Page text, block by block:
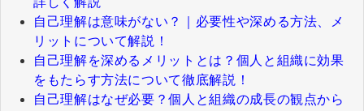
自己理解は意味がない？｜必要性や深める方法、メ
リットについて解説！
自己理解を深めるメリットとは？個人と組織に効果
をもたらす方法について徹底解説！
自己理解はなぜ必要？個人と組織の成長の観点から